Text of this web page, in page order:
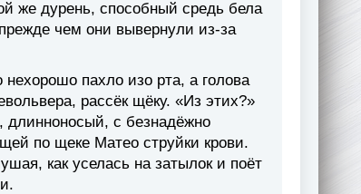
же дурень, способный средь бела
чем они вывернули из-за
пахло изо рта, а голова
рассёк щёку. «Из этих?»
с безнадёжно
по щеке Матео струйки крови.
как уселась на затылок и поёт